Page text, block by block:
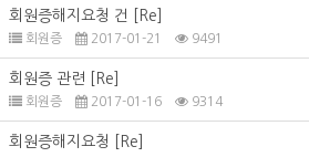
회원증해지요청 건 [Re]
회원증 2017-01-21 9491
회원증 관련 [Re]
회원증 2017-01-16 9314
회원증해지요청 [Re]